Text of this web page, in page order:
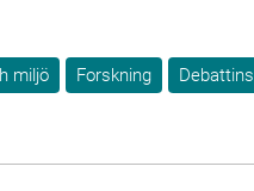
miljö Forskning